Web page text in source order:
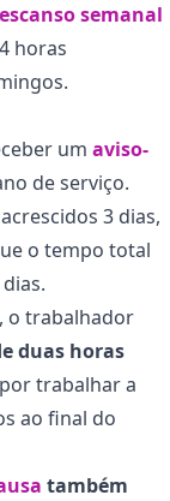
semanal
horas
um aviso-
de serviço.
3 dias,
o tempo total
o trabalhador
duas horas
trabalhar a
ao final do
também